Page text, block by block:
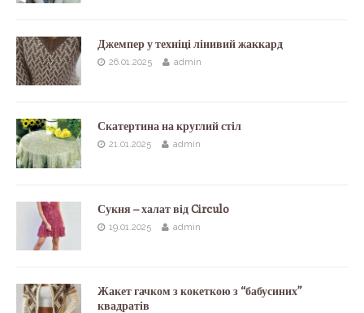
Джемпер у техніці лінивий жаккард
26.01.2025 admin
Скатертина на круглий стіл
21.01.2025 admin
Сукня – халат від Circulo
19.01.2025 admin
Жакет гачком з кокеткою з “бабусиних”
квадратів